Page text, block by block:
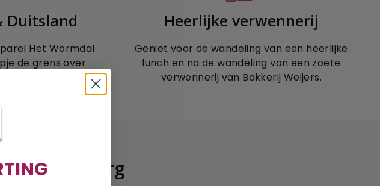
Duitsland
Het Wormdal
de grens over
Heerlijke verwennerij
Geniet voor de wandeling van een heerlijke
lunch en na de wandeling van een zoete
verwennerij van Bakkerij Weijers.
in Rimburg